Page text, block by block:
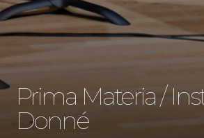
Prima Materia /
Donné